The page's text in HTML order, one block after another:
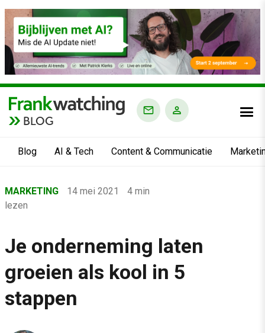
BLOG
Blog AI & Tech Content & Communicatie
›
Marketing
›
Je onderneming laten groeien als kool in 5 stappen
MARKETING 14 mei 2021
4 min
lezen
Je onderneming laten
groeien als kool in 5
stappen